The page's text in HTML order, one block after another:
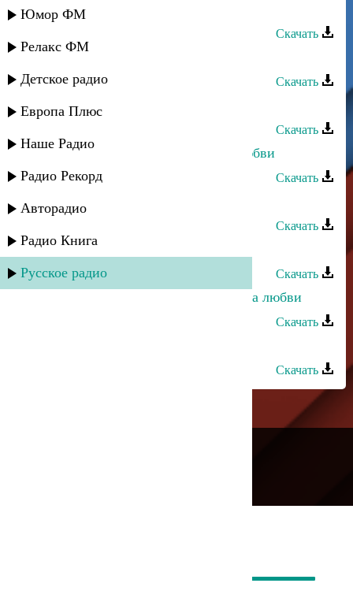
Юмор ФМ
Релакс ФМ
Детское радио
Европа Плюс
Наше Радио
Радио Рекорд
Авторадио
Радио Книга
Русское радио
Азнаур - Вопреки любви
Скачать
Скачать
Асадула Бахтанов - Крик любви
Скачать
Дагмара Ибрагимова - 100 слов любви
Скачать
Скачать
Руслан Рамазанов - Аромат любви
Скачать
Ульзана Максудова - Разбитая чаша любви
Скачать
Скачать